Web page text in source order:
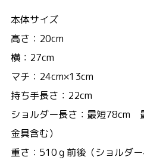
本体サイズ
高さ：20cm
横：27cm
マチ：24cm×13cm
持ち手長さ：22cm
ショルダー長さ：最短78cm
金具含む）
重さ：510ｇ前後（ショルダー